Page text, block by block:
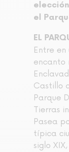
el
EL
Entre
encanto
Castillo
Parque
Tierras
Pasea
típica
siglo